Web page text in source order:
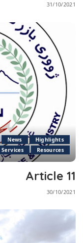
31/10/2021
Highlights
News
Resources
Services
Article 11
30/10/2021